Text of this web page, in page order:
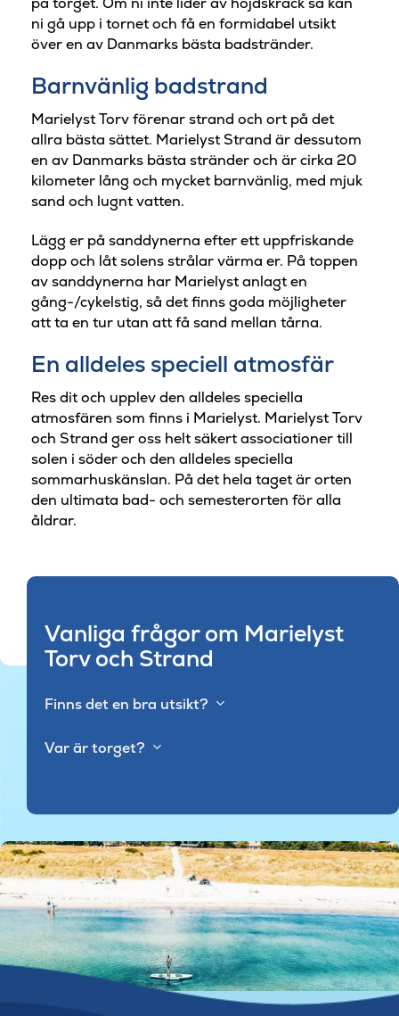
ni gå upp i tornet och få en formidabel utsikt
över en av Danmarks bästa badstränder.
Barnvänlig badstrand
Marielyst Torv förenar strand och ort på det
allra bästa sättet. Marielyst Strand är dessutom
en av Danmarks bästa stränder och är cirka 20
kilometer lång och mycket barnvänlig, med mjuk
sand och lugnt vatten.
Lägg er på sanddynerna efter ett uppfriskande
dopp och låt solens strålar värma er. På toppen
av sanddynerna har Marielyst anlagt en
gång-/cykelstig, så det finns goda möjligheter
att ta en tur utan att få sand mellan tårna.
En alldeles speciell atmosfär
Res dit och upplev den alldeles speciella
atmosfären som finns i Marielyst. Marielyst Torv
och Strand ger oss helt säkert associationer till
solen i söder och den alldeles speciella
sommarhuskänslan. På det hela taget är orten
den ultimata bad- och semesterorten för alla
åldrar.
Vanliga frågor om Marielyst
Torv och Strand
Finns det en bra utsikt?
Var är torget?
© Pajor